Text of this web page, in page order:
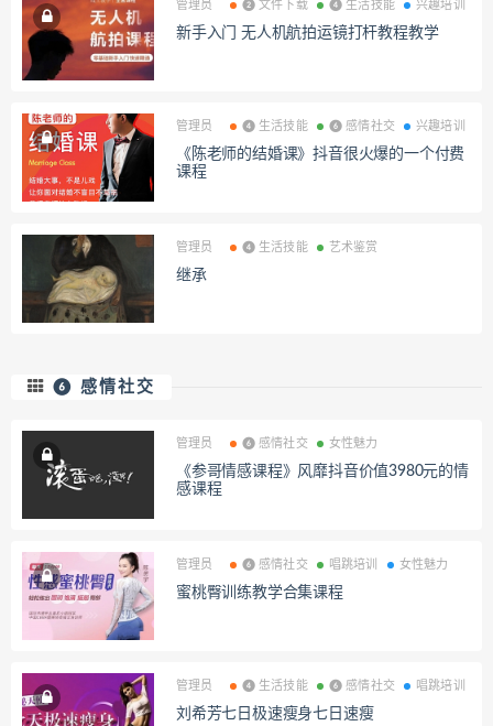
管理员 ❷ 文件下载 ❹ 生活技能 兴趣培训
新手入门 无人机航拍运镜打杆教程教学
管理员 ❹ 生活技能 ❻ 感情社交 兴趣培训
《陈老师的结婚课》抖音很火爆的一个付费
课程
管理员 ❹ 生活技能 艺术鉴赏
继承
❻ 感情社交
管理员 ❻ 感情社交 女性魅力
《参哥情感课程》风靡抖音价值3980元的情
感课程
管理员 ❻ 感情社交 唱跳培训 女性魅力
蜜桃臀训练教学合集课程
管理员 ❹ 生活技能 ❻ 感情社交 唱跳培训
刘希芳七日极速瘦身七日速瘦